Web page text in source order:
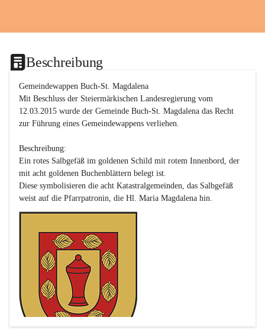
Beschreibung
Gemeindewappen Buch-St. Magdalena
Mit Beschluss der Steiermärkischen Landesregierung vom
12.03.2015 wurde der Gemeinde Buch-St. Magdalena das Recht
zur Führung eines Gemeindewappens verliehen.
Beschreibung:
Ein rotes Salbgefäß im goldenen Schild mit rotem Innenbord, der
mit acht goldenen Buchenblättern belegt ist.
Diese symbolisieren die acht Katastralgemeinden, das Salbgefäß